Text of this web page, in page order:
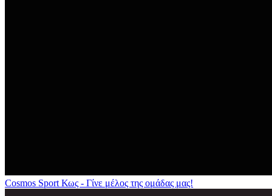
Cosmos Sport Κως - Γίνε μέλος της ομάδας μας!